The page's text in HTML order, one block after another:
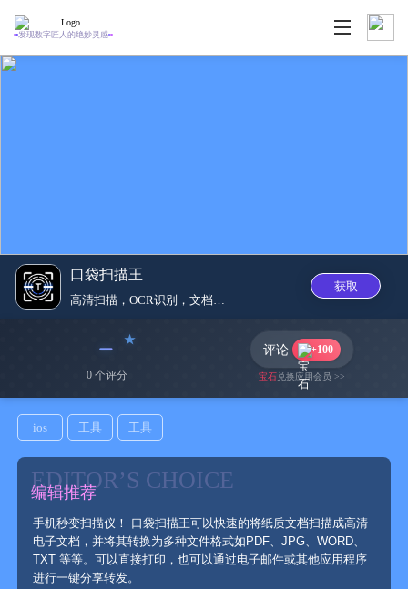
发现数字匠人的绝妙灵感
口袋扫描王
高清扫描，OCR识别，文档一键...
获取
﹣
0 个评分
评论 +100
宝石兑换应用会员 >>
ios 工具 工具
EDITOR’S CHOICE
编辑推荐
手机秒变扫描仪！ 口袋扫描王可以快速的将纸质文档扫描成高清
电子文档，并将其转换为多种文件格式如PDF、JPG、WORD、
TXT 等等。可以直接打印，也可以通过电子邮件或其他应用程序